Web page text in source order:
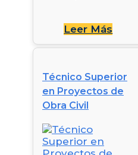
Leer Más
Técnico Superior
en Proyectos de
Obra Civil